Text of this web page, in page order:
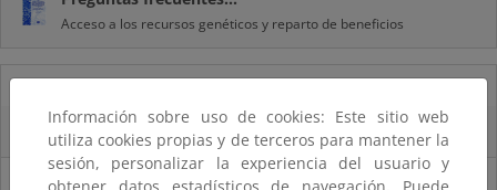
Acceso a los recursos genéticos y reparto de beneficios
14/08/2025
El OAPN y el IEO-CSIC exploran los fondos marinos de las Islas Chafarinas
11/08/2025
Información sobre uso de cookies: Este sitio web
utiliza cookies propias y de terceros para mantener la
sesión, personalizar la experiencia del usuario y
obtener datos estadísticos de navegación. Puede